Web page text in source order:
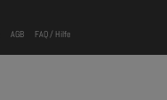
AGB FAQ / Hilfe